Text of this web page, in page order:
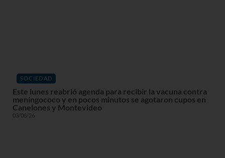
SOCIEDAD
Este lunes reabrió agenda para recibir la vacuna contra
meningococo y en pocos minutos se agotaron cupos en
Canelones y Montevideo
03/08/26